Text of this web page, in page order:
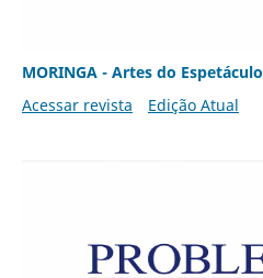
MORINGA - Artes do Espetáculo
Acessar revista
Edição Atual